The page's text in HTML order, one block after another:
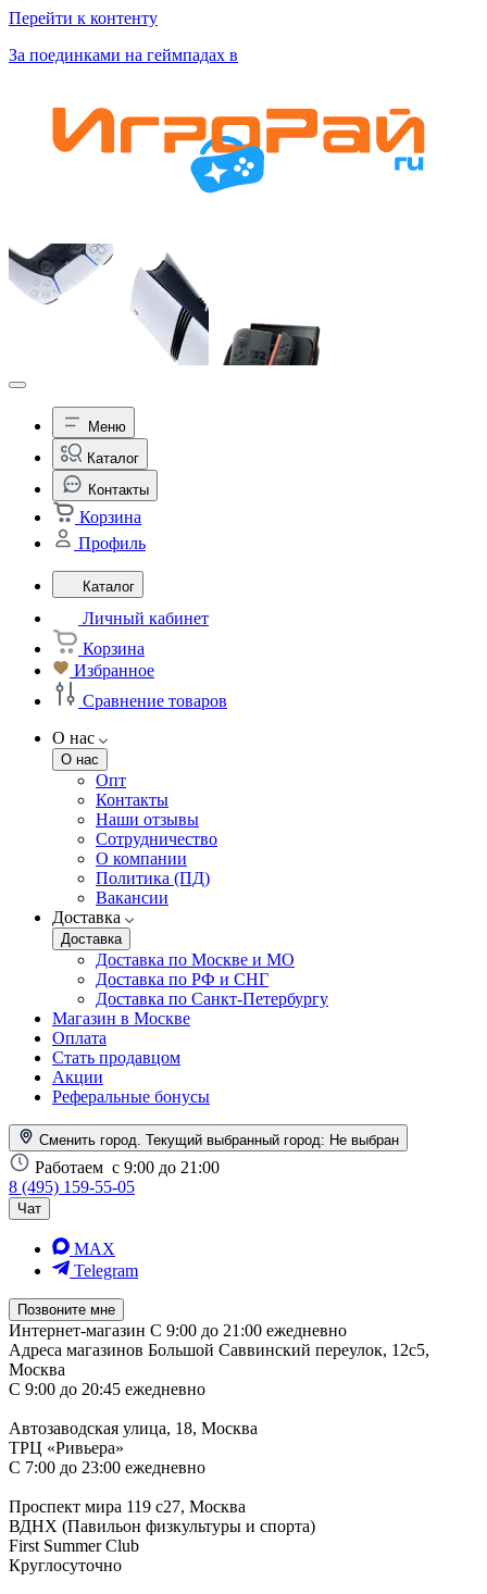
Перейти к контенту
За поединками на геймпадах в
Меню
Каталог
Контакты
Корзина
Профиль
Каталог
Личный кабинет
Корзина
Избранное
Сравнение товаров
О нас
О нас
Опт
Контакты
Наши отзывы
Сотрудничество
О компании
Политика (ПД)
Вакансии
Доставка
Доставка
Доставка по Москве и МО
Доставка по РФ и СНГ
Доставка по Санкт-Петербургу
Магазин в Москве
Оплата
Стать продавцом
Акции
Реферальные бонусы
Сменить город. Текущий выбранный город: Не выбран
Работаем с 9:00 до 21:00
8 (495) 159-55-05
Чат
MAX
Telegram
Позвоните мне
Интернет-магазин С 9:00 до 21:00 ежедневно
Адреса магазинов Большой Саввинский переулок, 12с5,
Москва
С 9:00 до 20:45 ежедневно
Автозаводская улица, 18, Москва
ТРЦ «Ривьера»
С 7:00 до 23:00 ежедневно
Проспект мира 119 с27, Москва
ВДНХ (Павильон физкультуры и спорта)
First Summer Club
Круглосуточно